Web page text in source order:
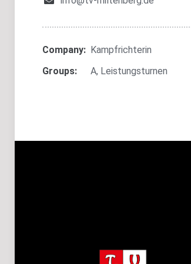
Company: Kampfrichterin
Groups:
A, Leistungsturnen